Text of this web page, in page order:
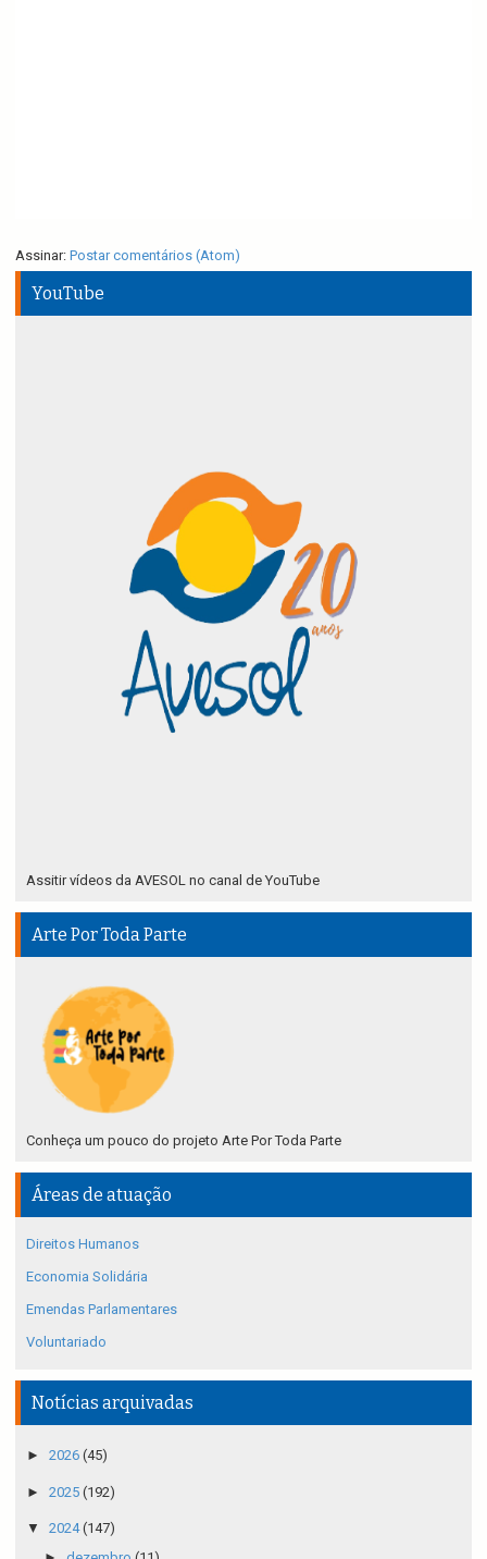
Assinar: Postar comentários (Atom)
YouTube
Assitir vídeos da AVESOL no canal de YouTube
Arte Por Toda Parte
Conheça um pouco do projeto Arte Por Toda Parte
Áreas de atuação
Direitos Humanos
Economia Solidária
Emendas Parlamentares
Voluntariado
Notícias arquivadas
► 2026 (45)
► 2025 (192)
▼ 2024(147)